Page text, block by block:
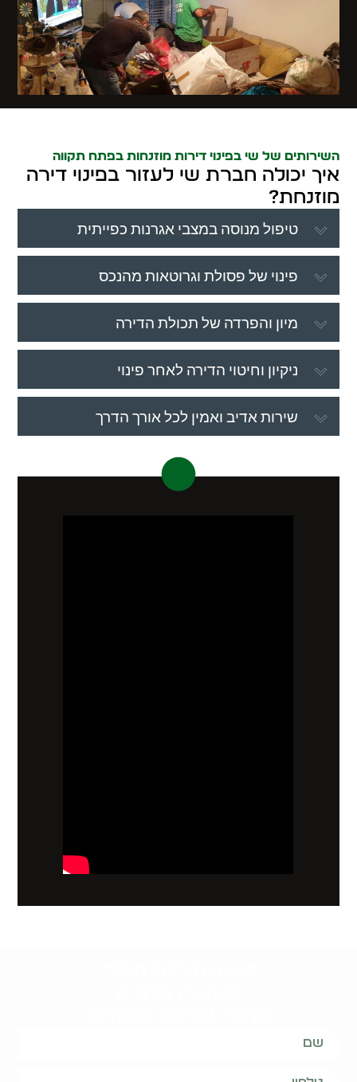
השירותים של שי בפינוי דירות מוזנחות בפתח תקווה
איך יכולה חברת שי לעזור בפינוי דירה
מוזנחת?
טיפול מנוסה במצבי אגרנות כפייתית
פינוי של פסולת וגרוטאות מהנכס
מיון והפרדה של תכולת הדירה
ניקיון וחיטוי הדירה לאחר פינוי
שירות אדיב ואמין לכל אורך הדרך